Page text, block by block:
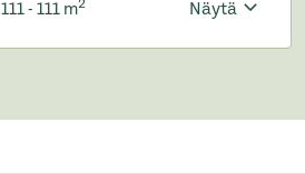
111 - 111 m2 Näytä